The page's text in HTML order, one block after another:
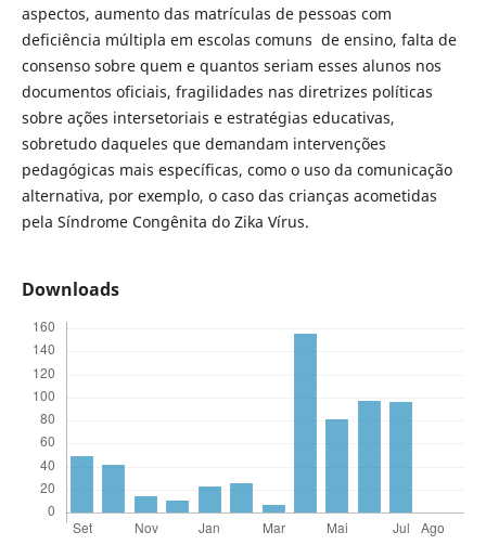
aspectos, aumento das matrículas de pessoas com
deficiência múltipla em escolas comuns de ensino, falta de
consenso sobre quem e quantos seriam esses alunos nos
documentos oficiais, fragilidades nas diretrizes políticas
sobre ações intersetoriais e estratégias educativas,
sobretudo daqueles que demandam intervenções
pedagógicas mais específicas, como o uso da comunicação
alternativa, por exemplo, o caso das crianças acometidas
pela Síndrome Congênita do Zika Vírus.
Downloads